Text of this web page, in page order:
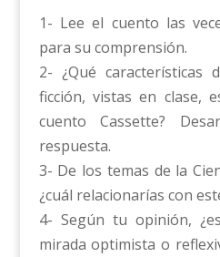
1- Lee el cuento las
para su comprensión.
2- ¿Qué características
ficción, vistas en clase,
cuento Cassette?
respuesta.
3- De los temas de la
¿cuál relacionarías con
4- Según tu opinión,
mirada optimista o